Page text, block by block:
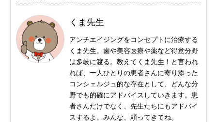
くま先生
アンチエイジングをコンセプトに治療する
くま先生。歯や美容医療や薬など得意分野
は多岐に渡る。教えてくま先生！と言われ
れば、一人ひとりの患者さんに寄り添った
コンシェルジュ的な存在として、どんな分
野でも的確にアドバイスしていきます。患
者さんだけでなく、先生たちにもアドバイ
スするよ。みんな、頼ってきてね。